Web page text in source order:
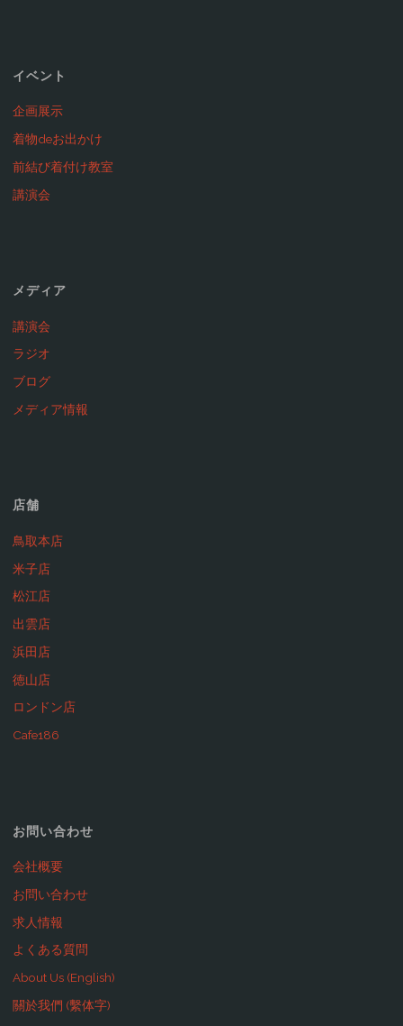
イベント
企画展示
着物deお出かけ
前結び着付け教室
講演会
メディア
講演会
ラジオ
ブログ
メディア情報
店舗
鳥取本店
米子店
松江店
出雲店
浜田店
徳山店
ロンドン店
Cafe186
お問い合わせ
会社概要
お問い合わせ
求人情報
よくある質問
About Us (English)
關於我們 (繫体字)